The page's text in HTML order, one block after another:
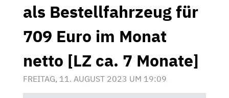
als Bestellfahrzeug für
709 Euro im Monat
netto [LZ ca. 7 Monate]
FREITAG, 11. AUGUST 2023 UM 19:09